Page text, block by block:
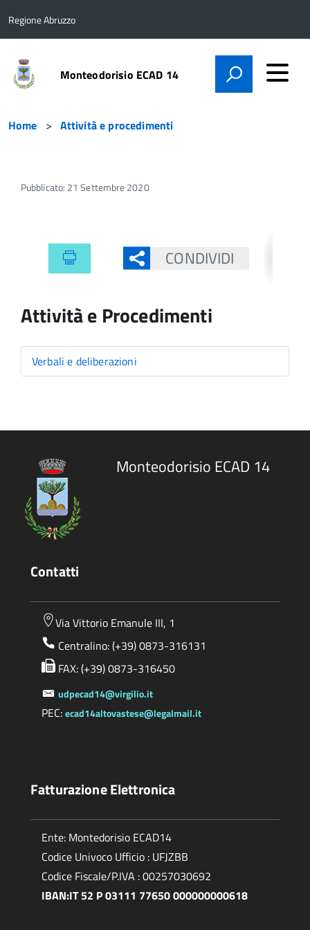
Regione Abruzzo
Monteodorisio ECAD 14
Home Attività e procedimenti
Pubblicato: 21 Settembre 2020
CONDIVIDI
Attività e Procedimenti
Verbali e deliberazioni
Monteodorisio ECAD 14
Contatti
Via Vittorio Emanule III, 1
Centralino: (+39) 0873-316131
FAX: (+39) 0873-316450
udpecad14@virgilio.it
PEC:ecad14altovastese@legalmail.it
Fatturazione Elettronica
Ente: Montedorisio ECAD14
Codice Univoco Ufficio : UFJZBB
Codice Fiscale/P.IVA : 00257030692
IBAN:IT 52 P 03111 77650 000000000618